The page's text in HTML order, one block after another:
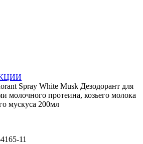
Spray White Musk Дезодорант для
молочного протеина, козьего молока
мускуса 200мл
11